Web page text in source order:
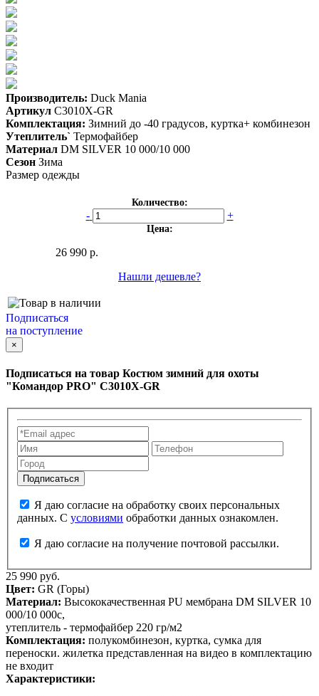
Производитель: Duck Mania
Артикул С3010X-GR
Комплектация: Зимний до -40 градусов, куртка+ комбинезон
Утеплитель` Термофайбер
Материал DM SILVER 10 000/10 000
Сезон Зима
Размер одежды
Количество:
- +
Цена:
26 990 р.
Нашли дешевле?
Подписаться
на поступление
×
Подписаться на товар Костюм зимний для охоты
"Командор PRO" С3010X-GR
данных. С условиями обработки данных ознакомлен.
Я даю согласие на получение почтовой рассылки.
25 990 руб.
Цвет: GR (Горы)
Материал: Высококачественная PU мембрана DM SILVER 10
000/10 000с,
утеплитель - термофайбер 220 гр/м2
Комплектация: полукомбинезон, куртка, сумка для
переноски. жилетка представленная на видео в комплектацию
не входит
Характеристики: